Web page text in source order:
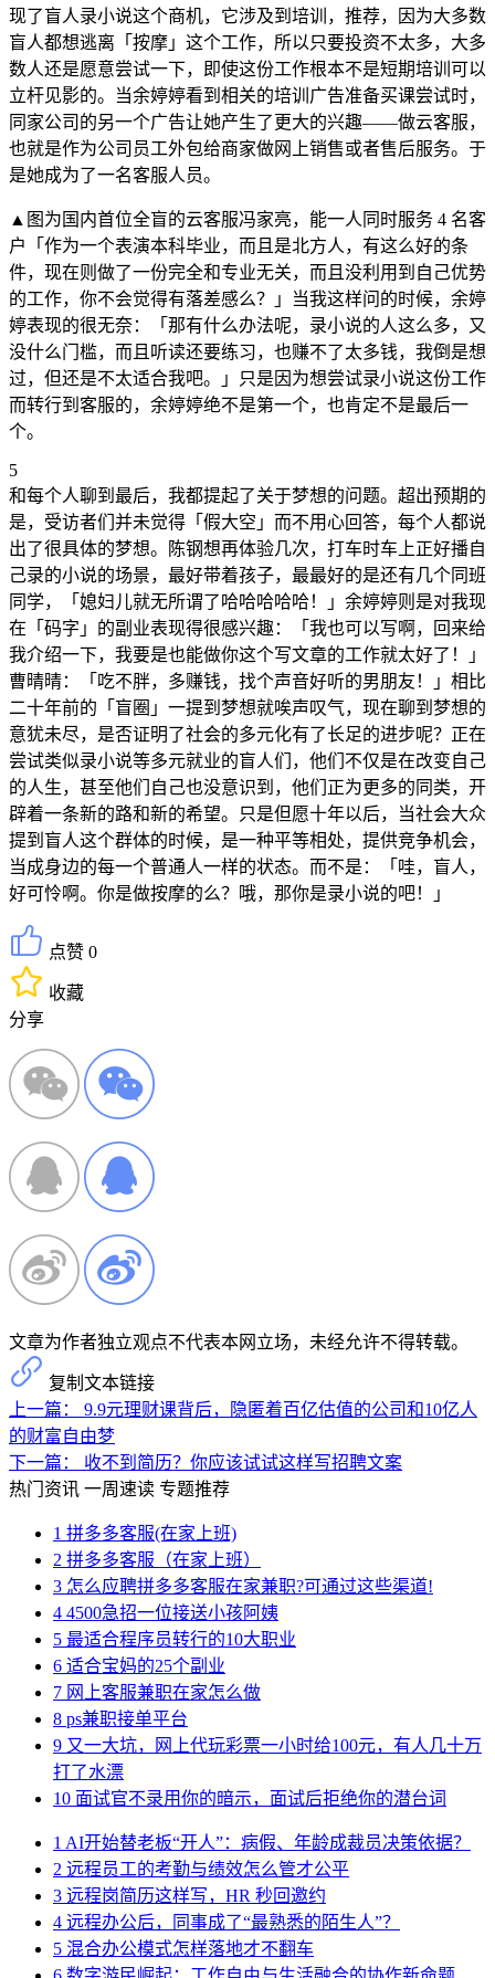
现了盲人录小说这个商机，它涉及到培训，推荐，因为大多数
盲人都想逃离「按摩」这个工作，所以只要投资不太多，大多
数人还是愿意尝试一下，即使这份工作根本不是短期培训可以
立杆见影的。当余婷婷看到相关的培训广告准备买课尝试时，
同家公司的另一个广告让她产生了更大的兴趣——做云客服，
也就是作为公司员工外包给商家做网上销售或者售后服务。于
是她成为了一名客服人员。
▲图为国内首位全盲的云客服冯家亮，能一人同时服务 4 名客
户「作为一个表演本科毕业，而且是北方人，有这么好的条
件，现在则做了一份完全和专业无关，而且没利用到自己优势
的工作，你不会觉得有落差感么？」当我这样问的时候，余婷
婷表现的很无奈：「那有什么办法呢，录小说的人这么多，又
没什么门槛，而且听读还要练习，也赚不了太多钱，我倒是想
过，但还是不太适合我吧。」只是因为想尝试录小说这份工作
而转行到客服的，余婷婷绝不是第一个，也肯定不是最后一
个。
5
和每个人聊到最后，我都提起了关于梦想的问题。超出预期的
是，受访者们并未觉得「假大空」而不用心回答，每个人都说
出了很具体的梦想。陈钢想再体验几次，打车时车上正好播自
己录的小说的场景，最好带着孩子，最最好的是还有几个同班
同学，「媳妇儿就无所谓了哈哈哈哈哈！」余婷婷则是对我现
在「码字」的副业表现得很感兴趣：「我也可以写啊，回来给
我介绍一下，我要是也能做你这个写文章的工作就太好了！」
曹晴晴：「吃不胖，多赚钱，找个声音好听的男朋友！」相比
二十年前的「盲圈」一提到梦想就唉声叹气，现在聊到梦想的
意犹未尽，是否证明了社会的多元化有了长足的进步呢？正在
尝试类似录小说等多元就业的盲人们，他们不仅是在改变自己
的人生，甚至他们自己也没意识到，他们正为更多的同类，开
辟着一条新的路和新的希望。只是但愿十年以后，当社会大众
提到盲人这个群体的时候，是一种平等相处，提供竞争机会，
当成身边的每一个普通人一样的状态。而不是：「哇，盲人，
好可怜啊。你是做按摩的么？哦，那你是录小说的吧！」
点赞 0
收藏
分享
文章为作者独立观点不代表本网立场，未经允许不得转载。
复制文本链接
上一篇：
9.9元理财课背后，隐匿着百亿估值的公司和10亿人
的财富自由梦
下一篇：
收不到简历？你应该试试这样写招聘文案
热门资讯 一周速读 专题推荐
1 拼多多客服(在家上班)
2 拼多多客服（在家上班）
3 怎么应聘拼多多客服在家兼职?可通过这些渠道!
4 4500急招一位接送小孩阿姨
5 最适合程序员转行的10大职业
6 适合宝妈的25个副业
7 网上客服兼职在家怎么做
8 ps兼职接单平台
9 又一大坑，网上代玩彩票一小时给100元，有人几十万
打了水漂
10 面试官不录用你的暗示，面试后拒绝你的潜台词
1 AI开始替老板“开人”：病假、年龄成裁员决策依据？
2 远程员工的考勤与绩效怎么管才公平
3 远程岗简历这样写，HR 秒回邀约
4 远程办公后，同事成了“最熟悉的陌生人”？
5 混合办公模式怎样落地才不翻车